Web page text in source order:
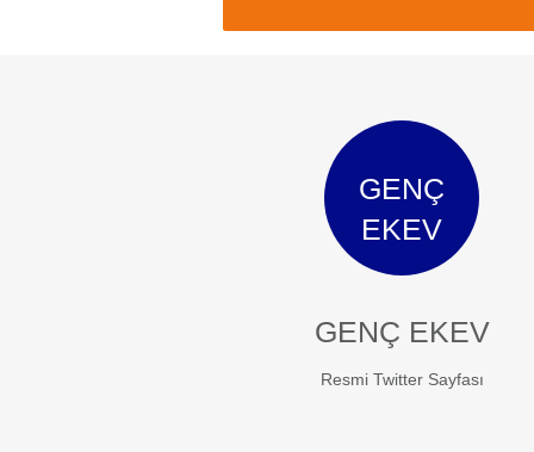
GENÇ
EKEV
GENÇ EKEV
Resmi Twitter Sayfası